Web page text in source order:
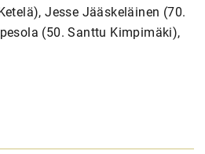
Jesse Jääskeläinen (70.
(50. Santtu Kimpimäki),